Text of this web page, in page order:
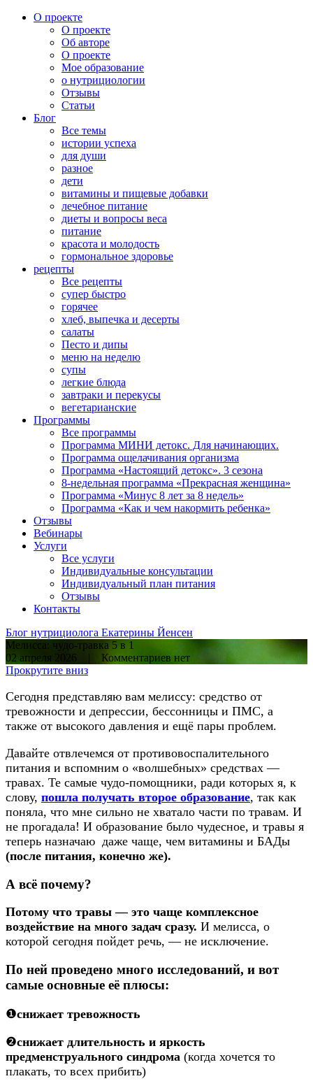
О проекте
О проекте
Об авторе
О проекте
Мое образование
о нутрициологии
Отзывы
Статьи
Блог
Все темы
истории успеха
для души
разное
дети
витамины и пищевые добавки
лечебное питание
диеты и вопросы веса
питание
красота и молодость
гормональное здоровье
рецепты
Все рецепты
супер быстро
горячее
хлеб, выпечка и десерты
салаты
Песто и дипы
меню на неделю
супы
легкие блюда
завтраки и перекусы
вегетарианские
Программы
Все программы
Программа МИНИ детокс. Для начинающих.
Программа ощелачивания организма
Программа «Настоящий детокс». 3 сезона
8-недельная программа «Прекрасная женщина»
Программа «Минус 8 лет за 8 недель»
Программа «Как и чем накормить ребенка»
Отзывы
Вебинары
Услуги
Все услуги
Индивидуальные консультации
Индивидуальный план питания
Отзывы
Контакты
Блог нутрициолога Екатерины Йенсен
Мелисса: чудо-травка 5 в 1
02 апреля 2026 | Комментариев нет
Прокрутите вниз
Сегодня представляю вам мелиссу: средство от
тревожности и депрессии, бессонницы и ПМС, а
также от высокого давления и ещё пары проблем.
Давайте отвлечемся от противовоспалительного
питания и вспомним о «волшебных» средствах —
травах. Те самые чудо-помощники, ради которых я, к
слову, пошла получать второе образование, так как
поняла, что мне сильно не хватало части по травам. И
не прогадала! И образование было чудесное, и травы я
теперь назначаю даже чаще, чем витамины и БАДы
(после питания, конечно же).
А всё почему?
Потому что травы — это чаще комплексное
воздействие на много задач сразу. И мелисса, о
которой сегодня пойдет речь, — не исключение.
По ней проведено много исследований, и вот
самые основные её плюсы:
❶снижает тревожность
❷снижает длительность и яркость
предменструального синдрома (когда хочется то
плакать, то всех прибить)